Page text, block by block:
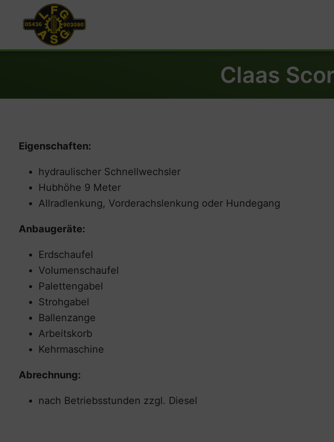
Claas
Eigenschaften:
hydraulischer Schnellwechsler
Hubhöhe 9 Meter
Allradlenkung, Vorderachslenkung oder Hundegang
Anbaugeräte:
Erdschaufel
Volumenschaufel
Palettengabel
Strohgabel
Ballenzange
Arbeitskorb
Kehrmaschine
Abrechnung:
nach Betriebsstunden zzgl. Diesel